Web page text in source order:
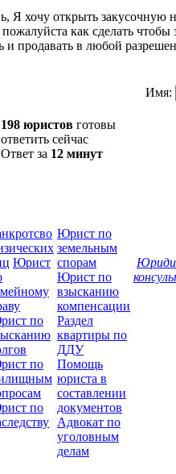
Я хочу открыть закусочную
как сделать чтобы
и продавать в любой
198 юристов готовы
ответить сейчас
Ответ за 12 минут
Имя:
Юрист
по
по
по
Юрист по
земельным
спорам
Юрист по
взысканию
компенсации
Раздел
квартиры по
ДДУ
Помощь
юриста в
составлении
документов
Адвокат по
уголовным
делам